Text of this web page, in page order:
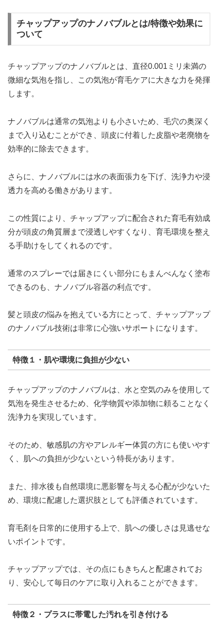
チャップアップのナノバブルとは/特徴や効果に
ついて
チャップアップのナノバブルとは、直径0.001ミリ未満の
微細な気泡を指し、この気泡が育毛ケアに大きな力を発揮
します。
ナノバブルは通常の気泡よりも小さいため、毛穴の奥深く
まで入り込むことができ、頭皮に付着した皮脂や老廃物を
効率的に除去できます。
さらに、ナノバブルには水の表面張力を下げ、洗浄力や浸
透力を高める働きがあります。
この性質により、チャップアップに配合された育毛有効成
分が頭皮の角質層まで浸透しやすくなり、育毛環境を整え
る手助けをしてくれるのです。
通常のスプレーでは届きにくい部分にもまんべんなく塗布
できるのも、ナノバブル容器の利点です。
髪と頭皮の悩みを抱えている方にとって、チャップアップ
のナノバブル技術は非常に心強いサポートになります。
特徴１・肌や環境に負担が少ない
チャップアップのナノバブルは、水と空気のみを使用して
気泡を発生させるため、化学物質や添加物に頼ることなく
洗浄力を実現しています。
そのため、敏感肌の方やアレルギー体質の方にも使いやす
く、肌への負担が少ないという特長があります。
また、排水後も自然環境に悪影響を与える心配が少ないた
め、環境に配慮した選択肢としても評価されています。
育毛剤を日常的に使用する上で、肌への優しさは見逃せな
いポイントです。
チャップアップでは、その点にもきちんと配慮されてお
り、安心して毎日のケアに取り入れることができます。
特徴２・プラスに帯電した汚れを引き付ける